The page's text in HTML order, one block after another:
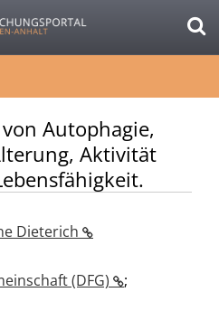
Autophagie,
Aktivität
Dieterich
(DFG)
;